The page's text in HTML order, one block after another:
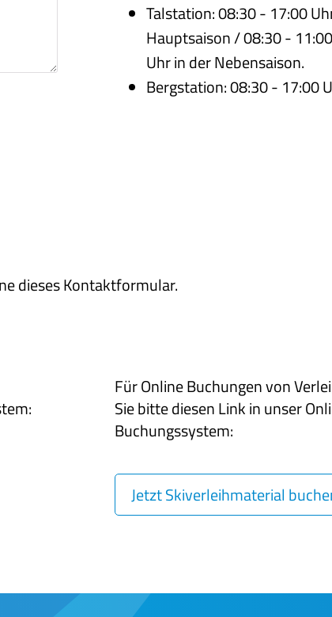
Talstation: 08:30 - 17:00
Hauptsaison / 08:30 -
Uhr in der Nebensaison.
Bergstation: 08:30 - 17:00
dieses Kontaktformular.
Für Online Buchungen von
Sie bitte diesen Link in unser
Buchungssystem:
Jetzt Skiverleihmaterial